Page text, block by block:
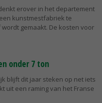
erover in het departement
kunstmestfabriek te
gemaakt. De kosten voor
onder 7 ton
blijft dit jaar steken op net iets
uit een raming van het Franse